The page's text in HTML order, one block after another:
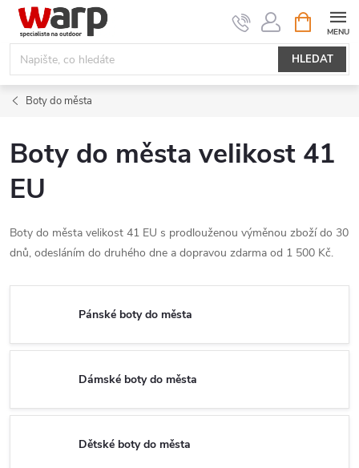
Přejít
obsah
HLEDAT
NÁKUPNÍ
KOŠÍK
Boty do města
Boty do města velikost 41
EU
Boty do města velikost 41 EU s prodlouženou výměnou zboží do 30
dnů, odesláním do druhého dne a dopravou zdarma od 1 500 Kč.
Pánské boty do města
Dámské boty do města
Dětské boty do města